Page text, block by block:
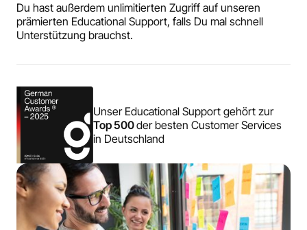
Du hast außerdem unlimitierten Zugriff auf unseren
prämierten Educational Support, falls Du mal schnell
Unterstützung brauchst.
Unser Educational Support gehört zur
Top 500der besten Customer Services
in Deutschland